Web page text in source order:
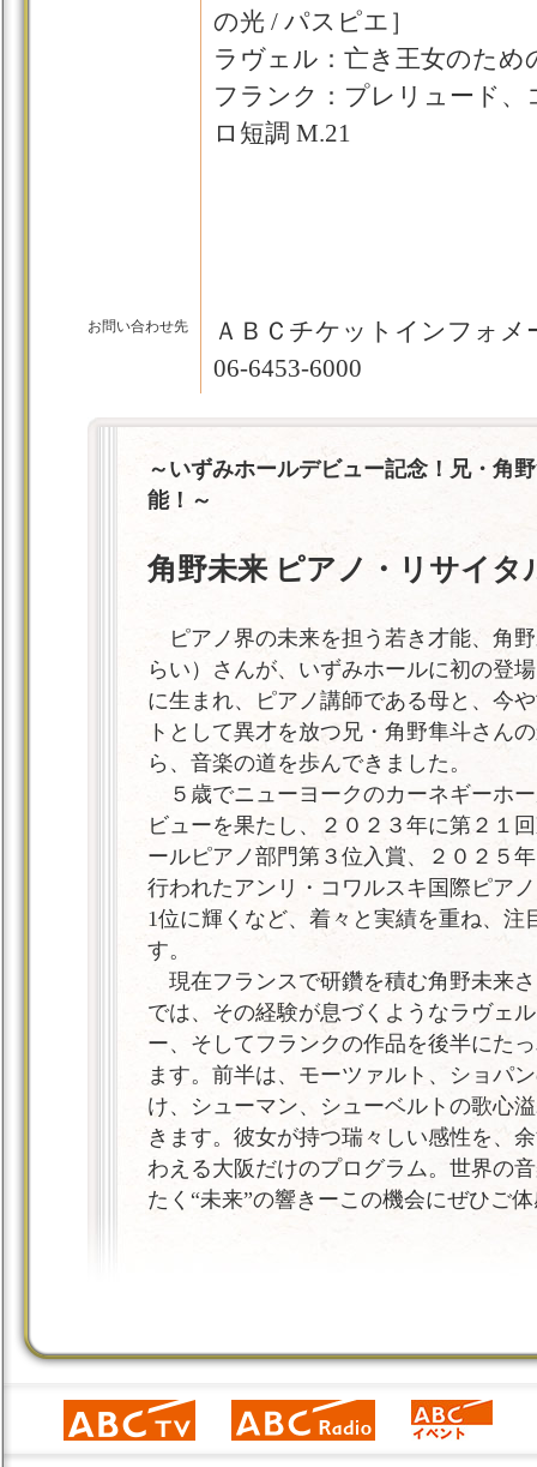
の光 / パスピエ］
ラヴェル：亡き王女のため
フランク：プレリュード、
ロ短調 M.21
お問い合わせ先
ＡＢＣチケットインフォメ
06-6453-6000
～いずみホールデビュー記念！兄・角
能！～
角野未来 ピアノ・リサイタ
ピアノ界の未来を担う若き才能、角
らい）さんが、いずみホールに初の登
に生まれ、ピアノ講師である母と、今
トとして異才を放つ兄・角野隼斗さん
ら、音楽の道を歩んできました。
５歳でニューヨークのカーネギーホ
ビューを果たし、２０２３年に第２１
ールピアノ部門第３位入賞、２０２５
行われたアンリ・コワルスキ国際ピア
1位に輝くなど、着々と実績を重ね、注
す。
現在フランスで研鑽を積む角野未来
では、その経験が息づくようなラヴェ
ー、そしてフランクの作品を後半にた
ます。前半は、モーツァルト、ショパ
け、シューマン、シューベルトの歌心
きます。彼女が持つ瑞々しい感性を、
わえる大阪だけのプログラム。世界の
たく“未来”の響きーこの機会にぜひご